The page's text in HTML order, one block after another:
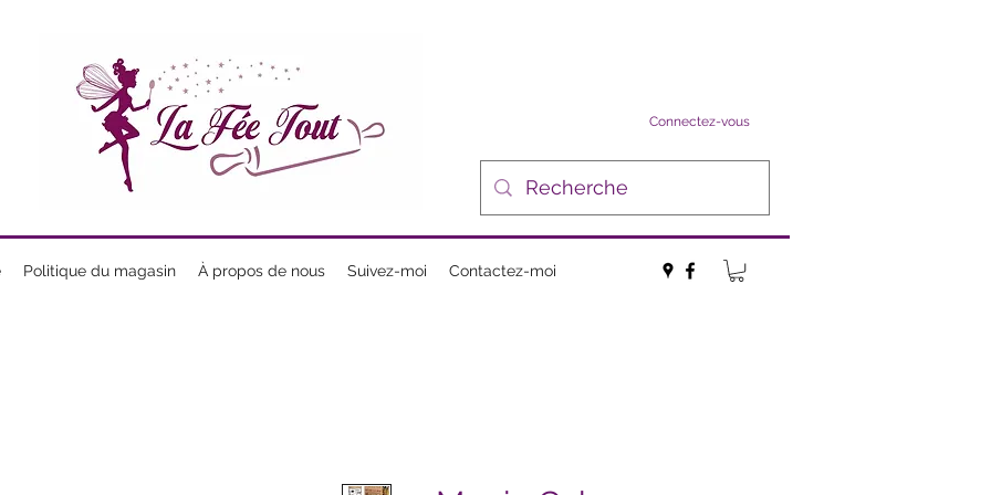
Connectez-vous
Politique du magasin À propos de nous Suivez-moi Contactez-moi